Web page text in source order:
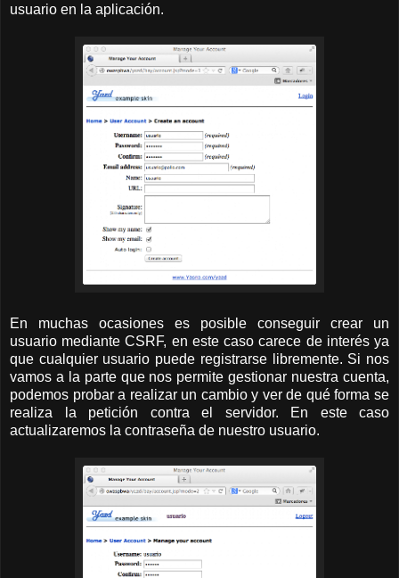
usuario en la aplicación.
En muchas ocasiones es posible conseguir crear un
usuario mediante CSRF, en este caso carece de interés ya
que cualquier usuario puede registrarse libremente. Si nos
vamos a la parte que nos permite gestionar nuestra cuenta,
podemos probar a realizar un cambio y ver de qué forma se
realiza la petición contra el servidor. En este caso
actualizaremos la contraseña de nuestro usuario.